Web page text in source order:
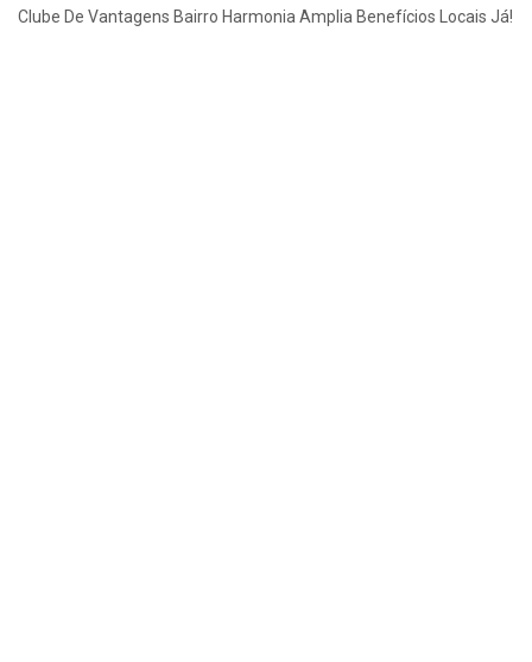
Clube De Vantagens Bairro Harmonia Amplia Benefícios Locais Já!